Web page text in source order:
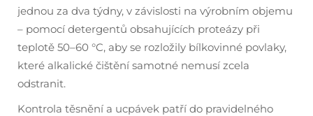
jednou za dva týdny, v závislosti na výrobním objemu
– pomocí detergentů obsahujících proteázy při
teplotě 50–60 °C, aby se rozložily bílkovinné povlaky,
které alkalické čištění samotné nemusí zcela
odstranit.
Kontrola těsnění a ucpávek patří do pravidelného